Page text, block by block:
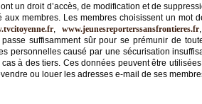
un droit d’accès, de modification et de
membres. Les membres choisissent un mot
,www.jeunesreporterssansfrontieres.fr
suffisamment sûr pour se prémunir de
personnelles causé par une sécurisation
à des tiers. Ces données peuvent être
ou louer les adresses e-mail de ses